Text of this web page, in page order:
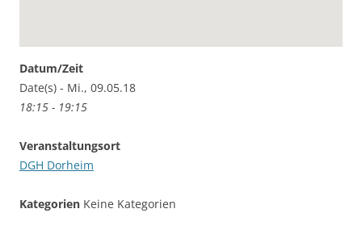
Datum/Zeit
Date(s) - Mi., 09.05.18
18:15 - 19:15
Veranstaltungsort
DGH Dorheim
Kategorien Keine Kategorien